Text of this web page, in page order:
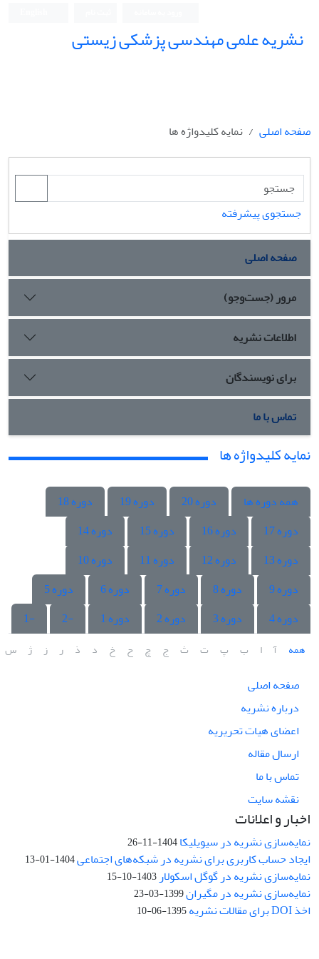
نشریه علمی مهندسی پزشکی زیستی
صفحه اصلی نمایه کلیدواژه ها
جستجوی پیشرفته
صفحه اصلی
مرور (جست‌وجو)
اطلاعات نشریه
برای نویسندگان
تماس با ما
نمایه کلیدواژه ها
همه دوره ها دوره 20 دوره 19
دوره 18
دوره 17
دوره 16 دوره 15
دوره 14
دوره 13
دوره 12 دوره 11
دوره 10
دوره 9
دوره 8 دوره 7 دوره 6
دوره 5
دوره 4
دوره 3 دوره 2 دوره 1 -2
-1
همه آ ا ب پ ت ث ج چ ح خ د ذ ر ز ژ س
صفحه اصلی
درباره نشریه
اعضای هیات تحریریه
ارسال مقاله
تماس با ما
نقشه سایت
اخبار و اعلانات
نمایه‌سازی نشریه در سیویلیکا1404-11-26
ایجاد حساب کاربری برای نشریه در شبکه‌های اجتماعی1404-01-13
نمایه‌سازی نشریه در گوگل اسکولار 1403-10-15
نمایه‌سازی نشریه در مگیران1399-03-23
اخذ DOI برای مقالات نشریه 1395-06-10